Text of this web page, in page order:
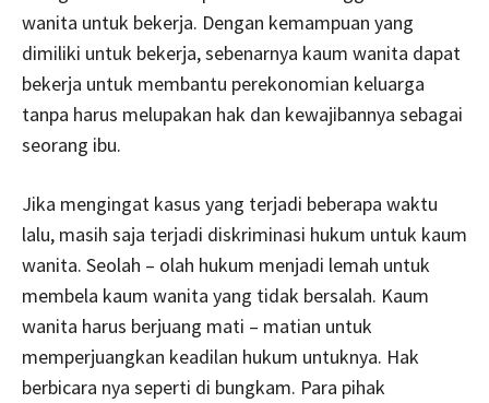
wanita untuk bekerja. Dengan kemampuan yang
dimiliki untuk bekerja, sebenarnya kaum wanita dapat
bekerja untuk membantu perekonomian keluarga
tanpa harus melupakan hak dan kewajibannya sebagai
seorang ibu.
Jika mengingat kasus yang terjadi beberapa waktu
lalu, masih saja terjadi diskriminasi hukum untuk kaum
wanita. Seolah – olah hukum menjadi lemah untuk
membela kaum wanita yang tidak bersalah. Kaum
wanita harus berjuang mati – matian untuk
memperjuangkan keadilan hukum untuknya. Hak
berbicara nya seperti di bungkam. Para pihak